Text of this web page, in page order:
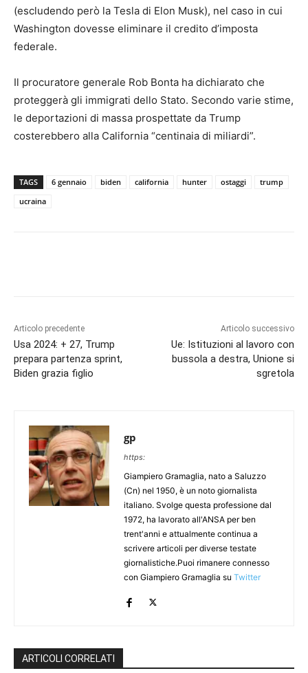
(escludendo però la Tesla di Elon Musk), nel caso in cui
Washington dovesse eliminare il credito d’imposta
federale.
Il procuratore generale Rob Bonta ha dichiarato che
proteggerà gli immigrati dello Stato. Secondo varie stime,
le deportazioni di massa prospettate da Trump
costerebbero alla California “centinaia di miliardi”.
TAGS 6 gennaio biden california hunter ostaggi
trump
ucraina
Articolo precedente
Usa 2024: + 27, Trump
prepara partenza sprint,
Biden grazia figlio
Articolo successivo
Ue: Istituzioni al lavoro con
bussola a destra, Unione si
sgretola
gp
https:
Giampiero Gramaglia, nato a Saluzzo
(Cn) nel 1950, è un noto giornalista
italiano. Svolge questa professione dal
1972, ha lavorato all'ANSA per ben
trent'anni e attualmente continua a
scrivere articoli per diverse testate
giornalistiche.Puoi rimanere connesso
con Giampiero Gramaglia su Twitter
ARTICOLI CORRELATI